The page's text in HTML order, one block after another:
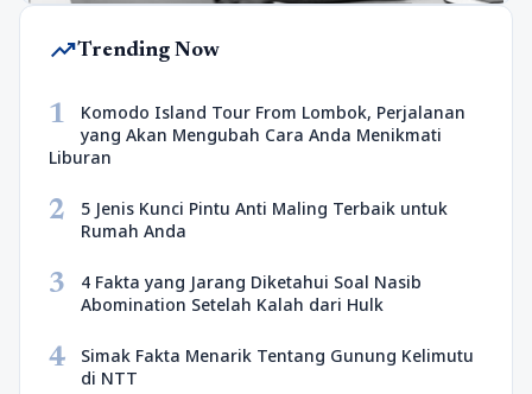
trending_upTrending Now
1
Komodo Island Tour From Lombok, Perjalanan
yang Akan Mengubah Cara Anda Menikmati
Liburan
2
5 Jenis Kunci Pintu Anti Maling Terbaik untuk
Rumah Anda
3
4 Fakta yang Jarang Diketahui Soal Nasib
Abomination Setelah Kalah dari Hulk
4
Simak Fakta Menarik Tentang Gunung Kelimutu
di NTT